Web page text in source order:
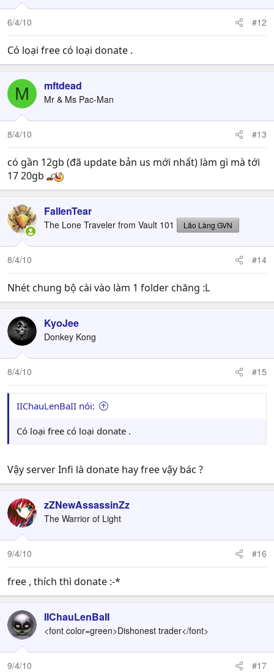
6/4/10 #12
Có loại free có loại donate .
M mftdead
Mr & Ms Pac-Man
8/4/10 #13
có gần 12gb (đã update bản us mới nhất) làm gì mà tới
17 20gb
FallenTear
The Lone Traveler from Vault 101 Lão Làng GVN
8/4/10 #14
Nhét chung bộ cài vào làm 1 folder chăng :L
KyoJee
Donkey Kong
8/4/10 #15
IIChauLenBaII nói:
Có loại free có loại donate .
Vậy server Infi là donate hay free vậy bác ?
zZNewAssassinZz
The Warrior of Light
9/4/10 #16
free , thích thì donate :-*
IIChauLenBaII
<font color=green>Dishonest trader</font>
9/4/10 #17